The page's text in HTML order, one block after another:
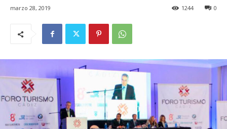
marzo 28, 2019 0
1244